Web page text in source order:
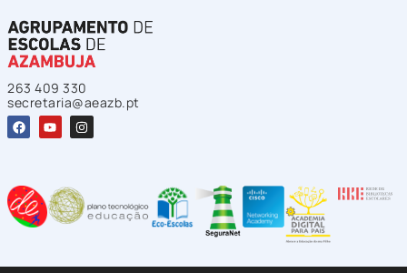
263 409 330
secretaria@aeazb.pt